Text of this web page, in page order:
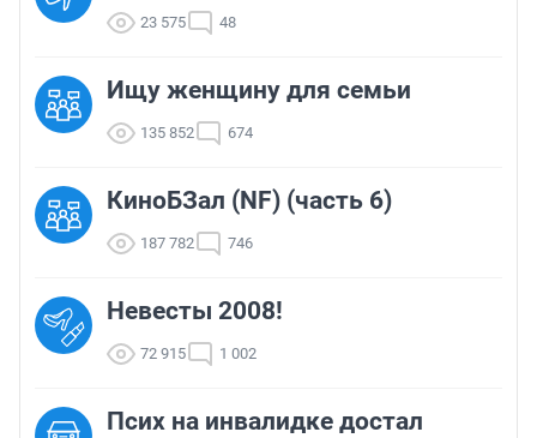
23 575 48
Ищу женщину для семьи
135 852 674
КиноБЗал (NF) (часть 6)
187 782 746
Невесты 2008!
72 915 1 002
Псих на инвалидке достал